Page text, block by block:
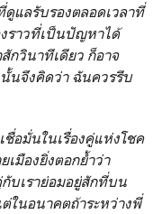
แลรับรองตลอดเวลาที่
ราวที่เป็นปัญหาได้
กวินาทีเดียว ก็อาจ
นจึงคิดว่า ฉันควรรีบ
อมั่นในเรื่องคู่แห่งโชค
เมืองยิ่งตอกย้ำว่า
บเราย่อมอยู่สักที่บน
ในอนาคตถ้าระหว่างพี่